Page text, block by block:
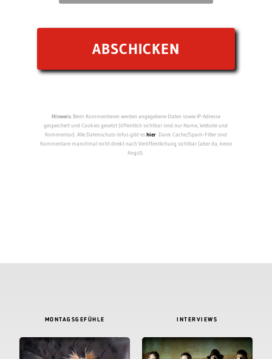
Hinweis:Beim Kommentieren werden angegebene Daten sowie IP-Adresse
gespeichert und Cookies gesetzt (öffentlich sichtbar sind nur Name, Website und
Kommentar). Alle Datenschutz-Infos gibt eshier. Dank Cache/Spam-Filter sind
Kommentare manchmal nicht direkt nach Veröffentlichung sichtbar (aber da, keine
Angst).
MONTAGSGEFÜHLE INTERVIEWS